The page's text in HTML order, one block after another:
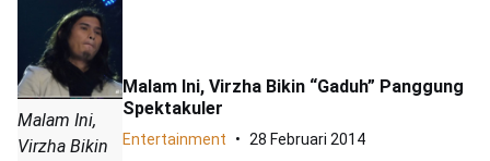
Malam Ini,
Virzha Bikin
Malam Ini, Virzha Bikin “Gaduh” Panggung
Spektakuler
Entertainment 28 Februari 2014